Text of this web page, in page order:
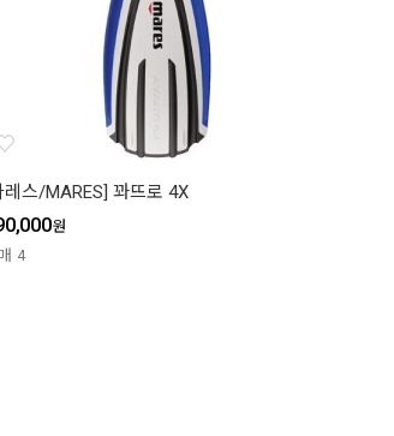
레스/MARES] 꽈뜨로 4X
원
4